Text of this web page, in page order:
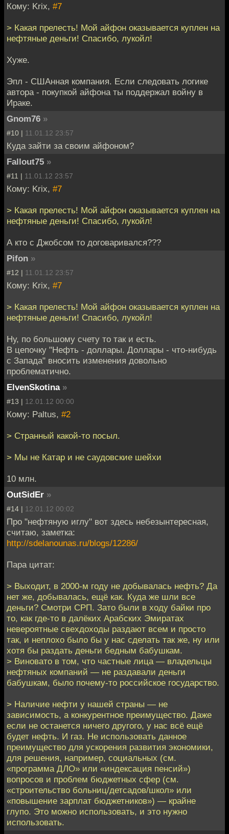
Кому: Krix, #7
> Какая прелесть! Мой айфон оказывается куплен на
нефтяные деньги! Спасибо, лукойл!
Хуже.
Эпл - СШАнная компания. Если следовать логике
автора - покупкой айфона ты поддержал войну в
Ираке.
Gnom76 »
#10 | 11.01.12 23:57
Куда зайти за своим айфоном?
Fallout75 »
#11 | 11.01.12 23:57
Кому: Krix, #7
> Какая прелесть! Мой айфон оказывается куплен на
нефтяные деньги! Спасибо, лукойл!
А кто с Джобсом то договаривался???
Pifon »
#12 | 11.01.12 23:57
Кому: Krix, #7
> Какая прелесть! Мой айфон оказывается куплен на
нефтяные деньги! Спасибо, лукойл!
Ну, по большому счету то так и есть.
В цепочку "Нефть - доллары. Доллары - что-нибудь
с Запада" вносить изменения довольно
проблематично.
ElvenSkotina »
#13 | 12.01.12 00:00
Кому: Paltus, #2
> Странный какой-то посыл.
> Мы не Катар и не саудовские шейхи
10 млн.
OutSidEr »
#14 | 12.01.12 00:02
Про "нефтяную иглу" вот здесь небезынтересная,
считаю, заметка:
http://sdelanounas.ru/blogs/12286/
Пара цитат:
> Выходит, в 2000-м году не добывалась нефть? Да
нет же, добывалась, ещё как. Куда же шли все
деньги? Смотри СРП. Зато были в ходу байки про
то, как где-то в далёких Арабских Эмиратах
невероятные свехдоходы раздают всем и просто
так, и неплохо было бы у нас сделать так же, ну или
хотя бы раздать деньги бедным бабушкам.
> Виновато в том, что частные лица — владельцы
нефтяных компаний — не раздавали деньги
бабушкам, было почему-то российское государство.
> Наличие нефти у нашей страны — не
зависимость, а конкурентное преимущество. Даже
если не останется ничего другого, у нас всё ещё
будет нефть. И газ. Не использовать данное
преимущество для ускорения развития экономики,
для решения, например, социальных (см.
«программа ДЛО» или «индексация пенсий»)
вопросов и проблем бюджетных сфер (см.
«строительство больниц/детсадов/школ» или
«повышение зарплат бюджетников») — крайне
глупо. Это можно использовать, и это нужно
использовать.